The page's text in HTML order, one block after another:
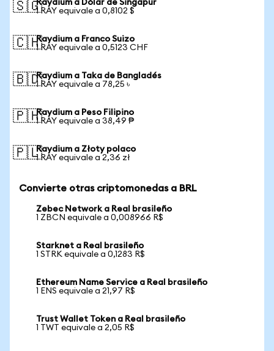
🇸🇬Raydium a Dólar de Singapur
1 RAY equivale a 0,8102 $
🇨🇭Raydium a Franco Suizo
1 RAY equivale a 0,5123 CHF
🇧🇩Raydium a Taka de Bangladés
1 RAY equivale a 78,25 ৳
🇵🇭Raydium a Peso Filipino
1 RAY equivale a 38,49 ₱
🇵🇱Raydium a Złoty polaco
1 RAY equivale a 2,36 zł
Convierte otras criptomonedas a BRL
Zebec Network a Real brasileño
1 ZBCN equivale a 0,008966 R$
Starknet a Real brasileño
1 STRK equivale a 0,1283 R$
Ethereum Name Service a Real brasileño
1 ENS equivale a 21,97 R$
Trust Wallet Token a Real brasileño
1 TWT equivale a 2,05 R$